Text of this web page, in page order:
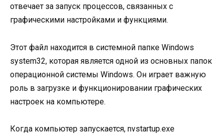
отвечает за запуск процессов, связанных с
графическими настройками и функциями.
Этот файл находится в системной папке Windows
system32, которая является одной из основных папок
операционной системы Windows. Он играет важную
роль в загрузке и функционировании графических
настроек на компьютере.
Когда компьютер запускается, nvstartup.exe